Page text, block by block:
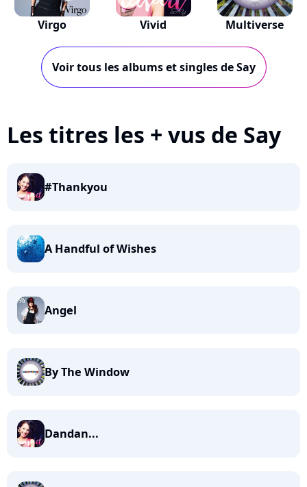
Virgo Vivid Multiverse
Voir tous les albums et singles de Say
Les titres les + vus de Say
#Thankyou
A Handful of Wishes
Angel
By The Window
Dandan...